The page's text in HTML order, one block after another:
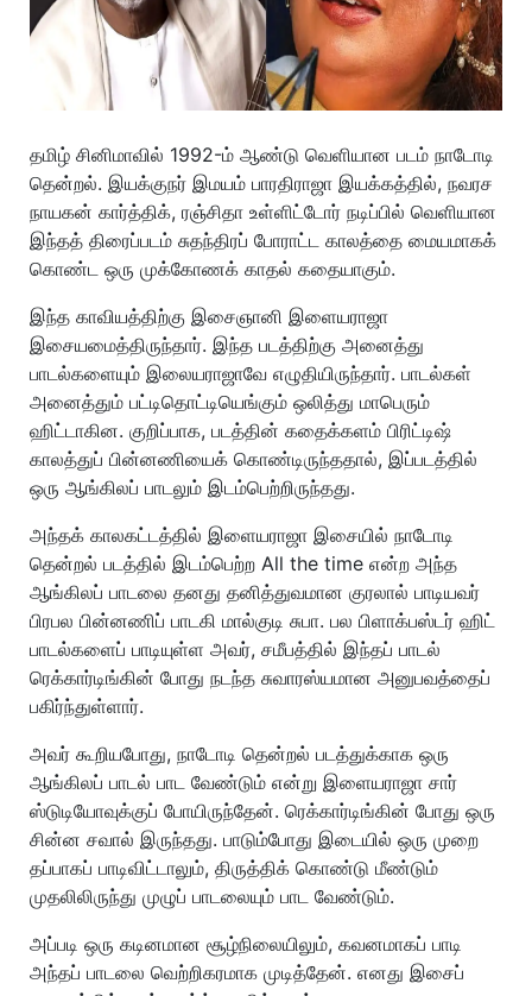
தமிழ் சினிமாவில் 1992-ம் ஆண்டு வெளியான படம் நாடோடி
தென்றல். இயக்குநர் இமயம் பாரதிராஜா இயக்கத்தில், நவரச
நாயகன் கார்த்திக், ரஞ்சிதா உள்ளிட்டோர் நடிப்பில் வெளியான
இந்தத் திரைப்படம் சுதந்திரப் போராட்ட காலத்தை மையமாகக்
கொண்ட ஒரு முக்கோணக் காதல் கதையாகும்.
இந்த காவியத்திற்கு இசைஞானி இளையராஜா
இசையமைத்திருந்தார். இந்த படத்திற்கு அனைத்து
பாடல்களையும் இலையராஜாவே எழுதியிருந்தார். பாடல்கள்
அனைத்தும் பட்டிதொட்டியெங்கும் ஒலித்து மாபெரும்
ஹிட்டாகின. குறிப்பாக, படத்தின் கதைக்களம் பிரிட்டிஷ்
காலத்துப் பின்னணியைக் கொண்டிருந்ததால், இப்படத்தில்
ஒரு ஆங்கிலப் பாடலும் இடம்பெற்றிருந்தது.
Also Read -ப்ரோ கொஞ்சம் ரிலாக்ஸ்! – வதந்தி..
முற்றுப்புள்ளி வைத்த மிருணாள் தாகூர்!
அந்தக் காலகட்டத்தில் இளையராஜா இசையில் நாடோடி
தென்றல் படத்தில் இடம்பெற்ற All the time என்ற அந்த
ஆங்கிலப் பாடலை தனது தனித்துவமான குரலால் பாடியவர்
பாடல்களைப் பாடியுள்ள அவர், சமீபத்தில் இந்தப் பாடல்
ரெக்கார்டிங்கின் போது நடந்த சுவாரஸ்யமான அனுபவத்தைப்
பகிர்ந்துள்ளார்.
அவர் கூறியபோது, நாடோடி தென்றல் படத்துக்காக ஒரு
ஆங்கிலப் பாடல் பாட வேண்டும் என்று இளையராஜா சார்
சின்ன சவால் இருந்தது. பாடும்போது இடையில் ஒரு முறை
தப்பாகப் பாடிவிட்டாலும், திருத்திக் கொண்டு மீண்டும்